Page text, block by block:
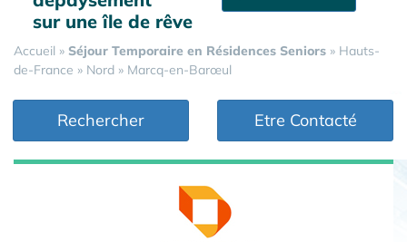
sur une île de rêve
Accueil » Séjour Temporaire en Résidences Seniors » Hauts-
de-France » Nord » Marcq-en-Barœul
Rechercher Etre Contacté